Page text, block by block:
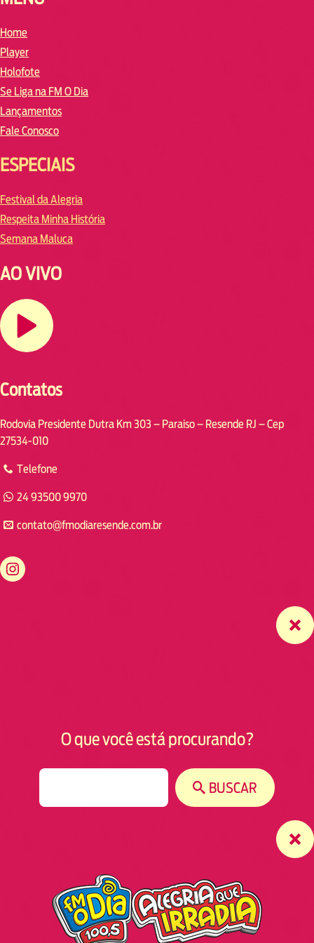
Home
Player
Holofote
Se Liga na FM O Dia
Lançamentos
Fale Conosco
ESPECIAIS
Festival da Alegria
Respeita Minha História
Semana Maluca
AO VIVO
Contatos
Rodovia Presidente Dutra Km 303 – Paraiso – Resende RJ – Cep
27534-010
Telefone
24 93500 9970
contato@fmodiaresende.com.br
https://www.instagram.com/fmodiaresende
O que você está procurando?
BUSCAR